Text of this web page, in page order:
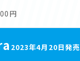
円
2023年4月20日発売